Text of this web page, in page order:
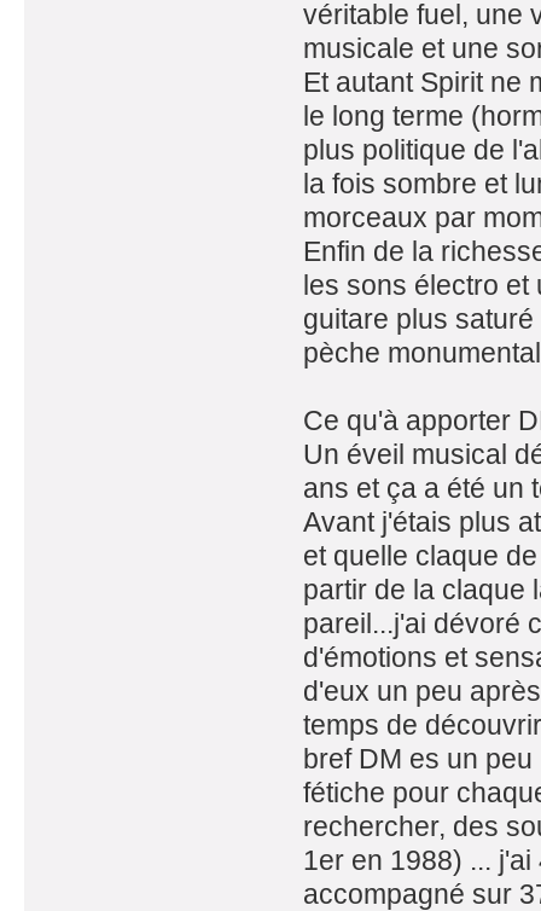
véritable fuel, une
musicale et une
Et autant Spirit ne
le long terme
plus politique de
la fois sombre et
morceaux par
Enfin de la
les sons électro et
guitare plus
pèche
Ce qu'à apporter
Un éveil musical
ans et ça a été un
Avant j'étais plus
et quelle claque
partir de la claque
pareil...j'ai dévoré
d'émotions et
d'eux un peu
temps de
bref DM es un
fétiche pour
rechercher, des
1er en 1988) ...
accompagné sur